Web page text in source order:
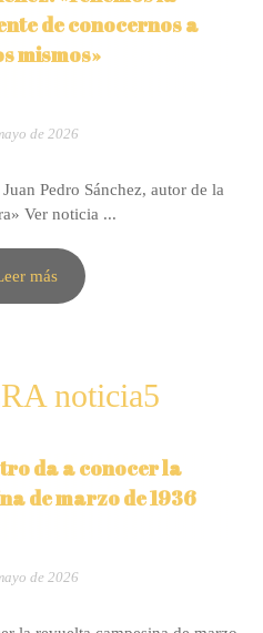
de conocernos a
mismos»
de 2026
Pedro Sánchez, autor de la
Ver noticia ...
más
da a conocer la
de marzo de 1936
de 2026